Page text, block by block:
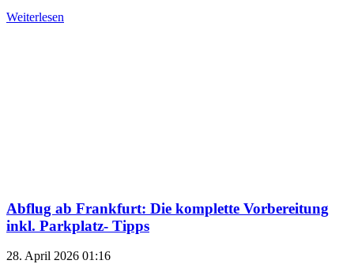
Weiterlesen
Abflug ab Frankfurt: Die komplette Vorbereitung
inkl. Parkplatz- Tipps
28. April 2026 01:16